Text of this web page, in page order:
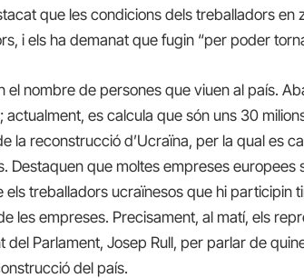
que les condicions dels treballadors en
i els ha demanat que fugin “per poder
nombre de persones que viuen al país.
es calcula que són uns 30
la reconstrucció d’Ucraïna, per la qual es
Destaquen que moltes empreses europees
treballadors ucraïnesos que hi participin
les empreses. Precisament, al matí, els
del Parlament, Josep Rull, per parlar de
del país.